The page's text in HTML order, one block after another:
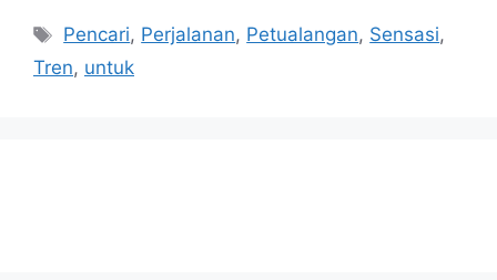
Tags
Pencari, Perjalanan, Petualangan, Sensasi,
Tren, untuk